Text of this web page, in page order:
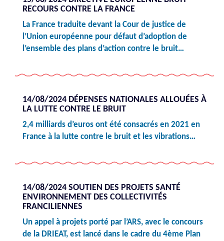
RECOURS CONTRE LA FRANCE
La France traduite devant la Cour de justice de
l’Union européenne pour défaut d’adoption de
l’ensemble des plans d’action contre le bruit…
14/08/2024 DÉPENSES NATIONALES ALLOUÉES À
LA LUTTE CONTRE LE BRUIT
2,4 milliards d’euros ont été consacrés en 2021 en
France à la lutte contre le bruit et les vibrations…
14/08/2024 SOUTIEN DES PROJETS SANTÉ
ENVIRONNEMENT DES COLLECTIVITÉS
FRANCILIENNES
Un appel à projets porté par l’ARS, avec le concours
de la DRIEAT, est lancé dans le cadre du 4ème Plan